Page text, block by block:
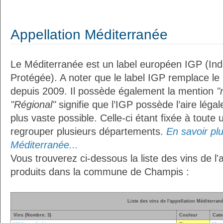
Appellation Méditerranée
Le Méditerranée est un label européen IGP
Protégée). A noter que le label IGP remplace
depuis 2009. Il possède également la mention
"Régional"signifie que l’IGP possède l’aire
plus vaste possible. Celle-ci étant fixée à toute
regrouper plusieurs départements. En savoir
Méditerranée...
Vous trouverez ci-dessous la liste des vins de
produits dans la commune de Champis :
Liste des vins de l'appellation
Vins (Nombre: 3) Couleur